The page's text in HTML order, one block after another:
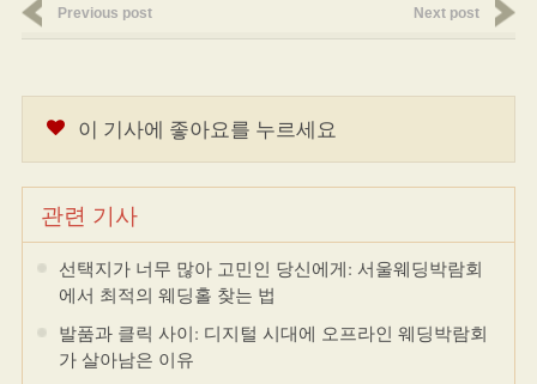
Previous post Next post
이 기사에 좋아요를 누르세요
관련 기사
선택지가 너무 많아 고민인 당신에게: 서울웨딩박람회
에서 최적의 웨딩홀 찾는 법
발품과 클릭 사이: 디지털 시대에 오프라인 웨딩박람회
가 살아남은 이유